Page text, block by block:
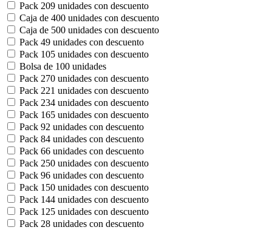
Pack 209 unidades con descuento
Caja de 400 unidades con descuento
Caja de 500 unidades con descuento
Pack 49 unidades con descuento
Pack 105 unidades con descuento
Bolsa de 100 unidades
Pack 270 unidades con descuento
Pack 221 unidades con descuento
Pack 234 unidades con descuento
Pack 165 unidades con descuento
Pack 92 unidades con descuento
Pack 84 unidades con descuento
Pack 66 unidades con descuento
Pack 250 unidades con descuento
Pack 96 unidades con descuento
Pack 150 unidades con descuento
Pack 144 unidades con descuento
Pack 125 unidades con descuento
Pack 28 unidades con descuento